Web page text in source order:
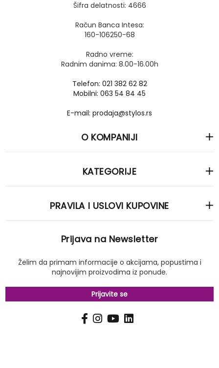
Šifra delatnosti: 4666
Račun Banca Intesa:
160-106250-68
Radno vreme:
Radnim danima: 8.00-16.00h
Telefon: 021 382 62 82
Mobilni: 063 54 84 45
E-mail: prodaja@stylos.rs
O KOMPANIJI
KATEGORIJE
PRAVILA I USLOVI KUPOVINE
Prijava na Newsletter
Želim da primam informacije o akcijama, popustima i
najnovijim proizvodima iz ponude.
Prijavite se